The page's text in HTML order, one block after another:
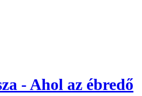
- Ahol az ébredő